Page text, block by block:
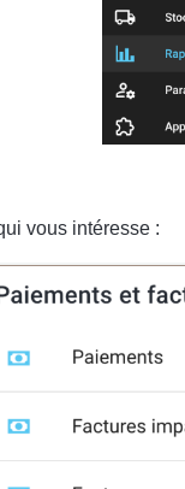
vous intéresse :